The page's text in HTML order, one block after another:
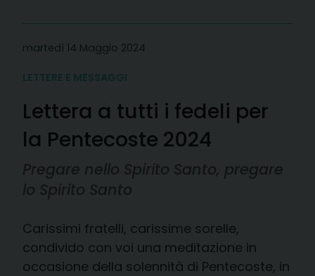
martedì 14 Maggio 2024
LETTERE E MESSAGGI
Lettera a tutti i fedeli per
la Pentecoste 2024
Pregare nello Spirito Santo, pregare
lo Spirito Santo
Carissimi fratelli, carissime sorelle,
condivido con voi una meditazione in
occasione della solennità di Pentecoste, in